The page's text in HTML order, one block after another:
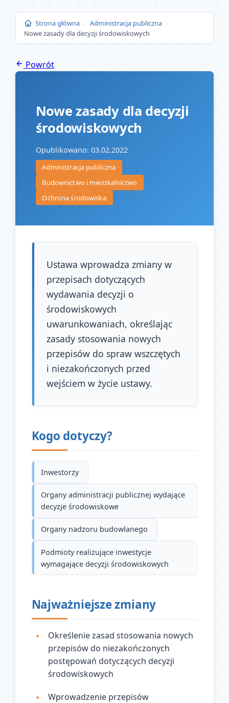
treści
Strona główna › Administracja publiczna ›
Nowe zasady dla decyzji środowiskowych
Powrót
Nowe zasady dla decyzji
środowiskowych
Opublikowano: 03.02.2022
Administracja publiczna
Budownictwo i mieszkalnictwo
Ochrona środowiska
Ustawa wprowadza zmiany w
przepisach dotyczących
wydawania decyzji o
środowiskowych
uwarunkowaniach, określając
zasady stosowania nowych
przepisów do spraw wszczętych
i niezakończonych przed
wejściem w życie ustawy.
Kogo dotyczy?
Inwestorzy
Organy administracji publicznej wydające
decyzje środowiskowe
Organy nadzoru budowlanego
Podmioty realizujące inwestycje
wymagające decyzji środowiskowych
Najważniejsze zmiany
Określenie zasad stosowania nowych
przepisów do niezakończonych
postępowań dotyczących decyzji
środowiskowych
Wprowadzenie przepisów